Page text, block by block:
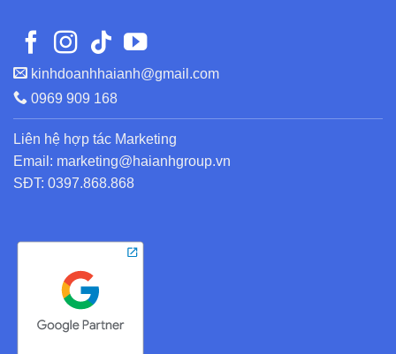
kinhdoanhhaianh@gmail.com
0969 909 168
Liên hệ hợp tác Marketing
Email: marketing@haianhgroup.vn
SĐT: 0397.868.868